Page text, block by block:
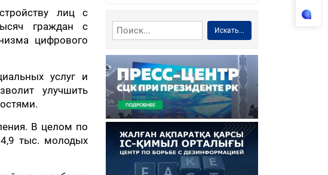
лиц с
граждан с
цифрового
услуг и
улучшить
В целом по
тыс. молодых
Искать...